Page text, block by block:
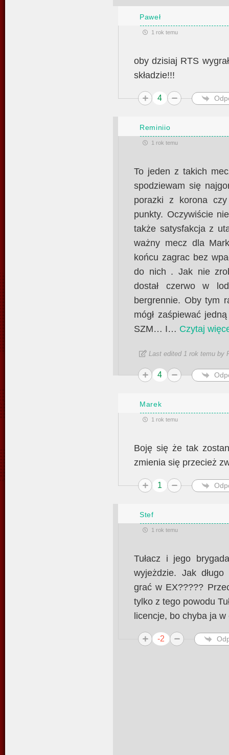
Paweł
1 rok temu
oby dzisiaj RTS
składzie!!!
4
Reminiio
1 rok temu
To jeden z takich
spodziewam się
porazki z korona
punkty. Oczywiście
także satysfakcja z
ważny mecz dla
końcu zagrac bez
do nich . Jak nie
dostał czerwo w
bergrennie. Oby tym
mógł zaśpiewać
SZM… I… Czytaj
Last edited 1 rok temu by
4
Marek
1 rok temu
Boję się że tak
zmienia się przecież
1
Stef
1 rok temu
Tułacz i jego
wyjeżdzie. Jak
grać w EX?????
tylko z tego powodu
licencje, bo chyba ja
-2